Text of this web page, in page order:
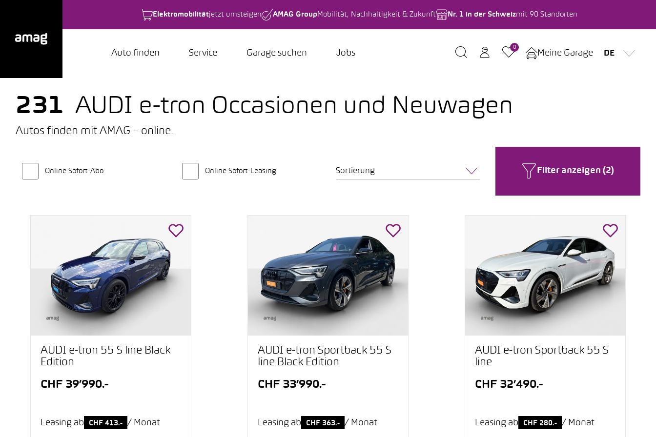
Elektromobilitätjetzt umsteigen AMAG Group Mobilität, Nachhaltigkeit & Zukunft Nr. 1 in der Schweizmit 90 Standorten
Auto finden Service Garage suchen Jobs
0
Meine Garage DE
231 AUDI e-tron Occasionen und Neuwagen
Autos finden mit AMAG – online.
Online Sofort-Abo Online Sofort-Leasing Sortierung Filter anzeigen (2)
AUDI e-tron 55 S line Black
Edition
CHF 39’990.-
Leasing ab CHF 413.- / Monat
AUDI e-tron Sportback 55 S
line Black Edition
CHF 33’990.-
Leasing ab CHF 363.- / Monat
AUDI e-tron Sportback 55 S
line
CHF 32’490.-
Leasing ab CHF 280.- / Monat